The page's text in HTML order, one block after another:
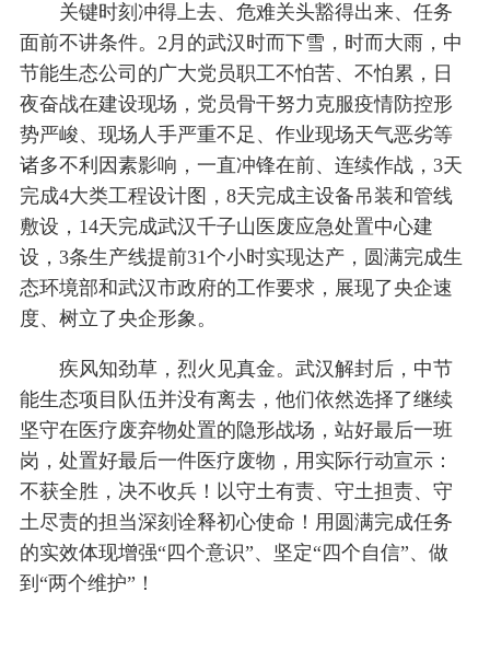
关键时刻冲得上去、危难关头豁得出来、任务
面前不讲条件。2月的武汉时而下雪，时而大雨，中
节能生态公司的广大党员职工不怕苦、不怕累，日
夜奋战在建设现场，党员骨干努力克服疫情防控形
势严峻、现场人手严重不足、作业现场天气恶劣等
诸多不利因素影响，一直冲锋在前、连续作战，3天
完成4大类工程设计图，8天完成主设备吊装和管线
敷设，14天完成武汉千子山医废应急处置中心建
设，3条生产线提前31个小时实现达产，圆满完成生
态环境部和武汉市政府的工作要求，展现了央企速
度、树立了央企形象。
疾风知劲草，烈火见真金。武汉解封后，中节
能生态项目队伍并没有离去，他们依然选择了继续
坚守在医疗废弃物处置的隐形战场，站好最后一班
岗，处置好最后一件医疗废物，用实际行动宣示：
不获全胜，决不收兵！以守土有责、守土担责、守
土尽责的担当深刻诠释初心使命！用圆满完成任务
的实效体现增强“四个意识”、坚定“四个自信”、做
到“两个维护”！